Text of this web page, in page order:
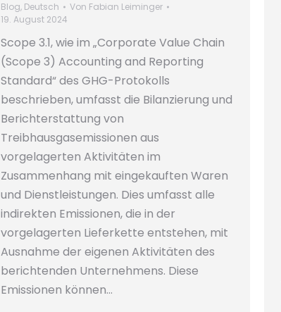
Blog, Deutsch Von Fabian Leiminger
19. August 2024
Scope 3.1, wie im „Corporate Value Chain
(Scope 3) Accounting and Reporting
Standard“ des GHG-Protokolls
beschrieben, umfasst die Bilanzierung und
Berichterstattung von
Treibhausgasemissionen aus
vorgelagerten Aktivitäten im
Zusammenhang mit eingekauften Waren
und Dienstleistungen. Dies umfasst alle
indirekten Emissionen, die in der
vorgelagerten Lieferkette entstehen, mit
Ausnahme der eigenen Aktivitäten des
berichtenden Unternehmens. Diese
Emissionen können…